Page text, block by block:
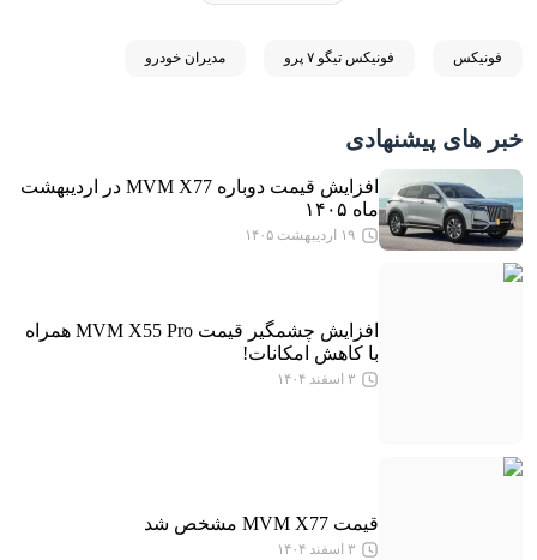
فونیکس فونیکس تیگو ۷ پرو مدیران خودرو
خبر های پیشنهادی
افزایش قیمت دوباره MVM X77 در اردیبهشت
ماه ۱۴۰۵
۱۹ اردیبهشت ۱۴۰۵
افزایش چشمگیر قیمت MVM X55 Pro همراه
با کاهش امکانات!
۳ اسفند ۱۴۰۴
قیمت MVM X77 مشخص شد
۳ اسفند ۱۴۰۴